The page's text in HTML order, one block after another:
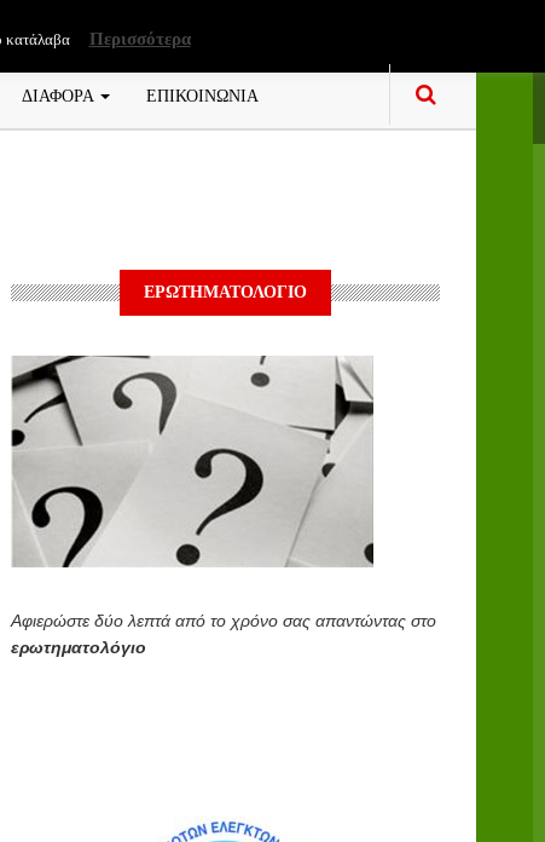
ΔΙΑΦΟΡΑ ΕΠΙΚΟΙΝΩΝΙΑ
ΕΡΩΤΗΜΑΤΟΛΟΓΙΟ
Αφιερώστε δύο λεπτά από το χρόνο σας απαντώντας στο
ερωτηματολόγιο
κατάλαβα Περισσότερα